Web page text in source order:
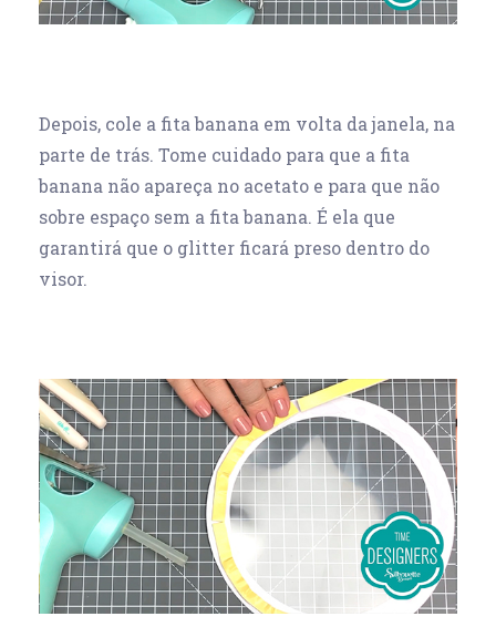
Depois, cole a fita banana em volta da janela, na
parte de trás. Tome cuidado para que a fita
banana não apareça no acetato e para que não
sobre espaço sem a fita banana. É ela que
garantirá que o glitter ficará preso dentro do
visor.